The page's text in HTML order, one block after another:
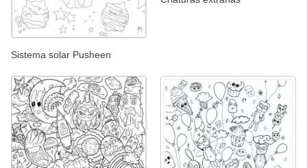
Sistema solar Pusheen